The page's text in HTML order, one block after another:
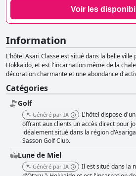
Voir les
Information
L'hôtel Asari Classe est situé dans la belle
Hokkaido, et est l'incarnation même de la
décoration charmante et une abondance
peuvent s'immerger dans la culture unique du
une cuisine locale somptueuse, à des sources
paysages naturels étonnants.
Catégories
Golf
Généré par IA
L'hôtel dispose
offrant aux clients un accès direct pour
idéalement situé dans la région
Sasson Golf Club.
Lune de Miel
Généré par IA
Il est situé dans la